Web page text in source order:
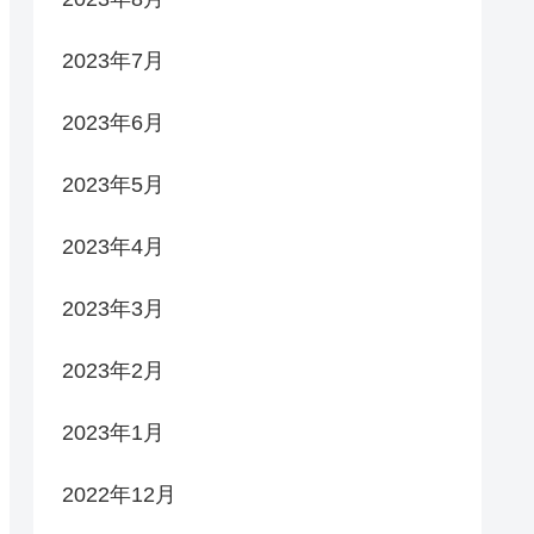
2023年7月
2023年6月
2023年5月
2023年4月
2023年3月
2023年2月
2023年1月
2022年12月